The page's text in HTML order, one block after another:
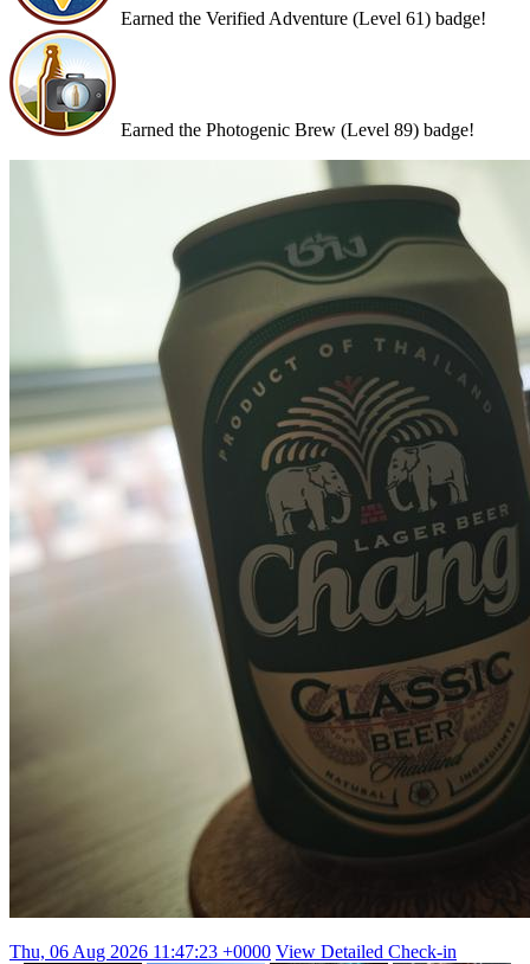
Earned the Verified Adventure (Level 61) badge!
Earned the Photogenic Brew (Level 89) badge!
Thu, 06 Aug 2026 11:47:23 +0000 View Detailed Check-in